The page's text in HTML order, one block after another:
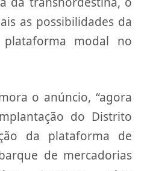
as possibilidades da
modal no
o anúncio, “agora
do Distrito
da plataforma de
de mercadorias